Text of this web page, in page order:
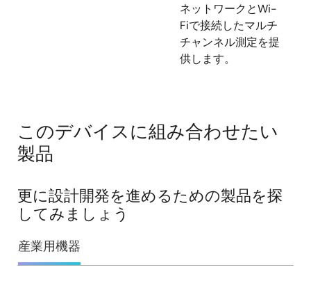
ネットワークとWi-
Fiで接続したマルチ
チャンネル測定を提
供します。
このデバイスに組み合わせたい
製品
更に設計開発を進めるための製品を探
してみましょう
産業用機器